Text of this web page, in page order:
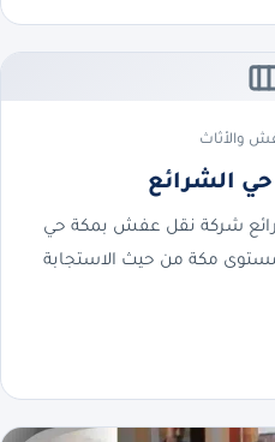
والأثاث
الشرائع
شركة نقل عفش بمكة حي
مكة من حيث الاستجابة